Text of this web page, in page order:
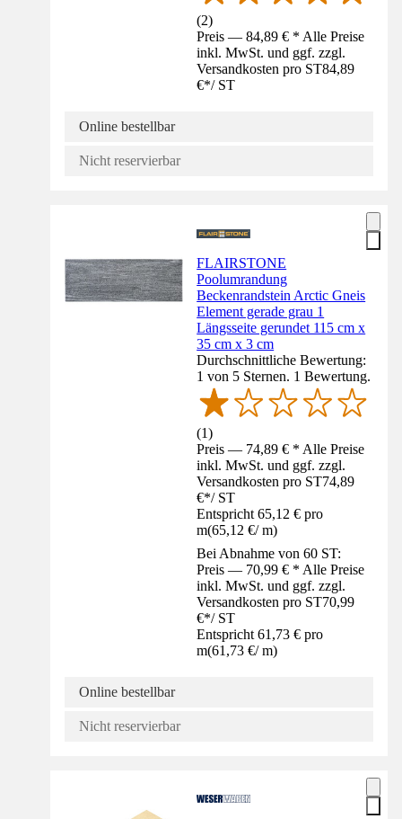
(2)
Preis — 84,89 € * Alle Preise
inkl. MwSt. und ggf. zzgl.
Versandkosten pro ST84,89
€*/ ST
Online bestellbar
Nicht reservierbar
FLAIRSTONE
Poolumrandung
Beckenrandstein Arctic Gneis
Element gerade grau 1
Längsseite gerundet 115 cm x
35 cm x 3 cm
Durchschnittliche Bewertung:
1 von 5 Sternen. 1 Bewertung.
(1)
Preis — 74,89 € * Alle Preise
inkl. MwSt. und ggf. zzgl.
Versandkosten pro ST74,89
€*/ ST
Entspricht 65,12 € pro
m(65,12 €/ m)
Bei Abnahme von 60 ST:
Preis — 70,99 € * Alle Preise
inkl. MwSt. und ggf. zzgl.
Versandkosten pro ST70,99
€*/ ST
Entspricht 61,73 € pro
m(61,73 €/ m)
Online bestellbar
Nicht reservierbar